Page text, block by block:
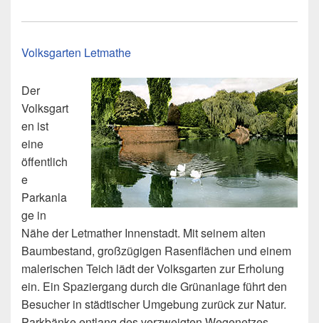
Volksgarten Letmathe
Der
Volksgart
en ist
eine
öffentlich
e
Parkanla
ge in
Nähe der Letmather Innenstadt. Mit seinem alten
Baumbestand, großzügigen Rasenflächen und einem
malerischen Teich lädt der Volksgarten zur Erholung
ein. Ein Spaziergang durch die Grünanlage führt den
Besucher in städtischer Umgebung zurück zur Natur.